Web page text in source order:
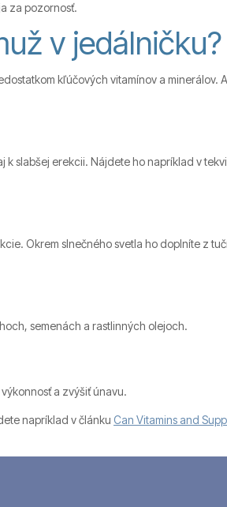
za pozornosť.
v jedálničku?
kľúčových vitamínov a minerálov.
k slabšej erekcii. Nájdete ho napríklad v
Okrem slnečného svetla ho doplníte z
semenách a rastlinných olejoch.
a zvýšiť únavu.
napríklad v článku Can Vitamins and